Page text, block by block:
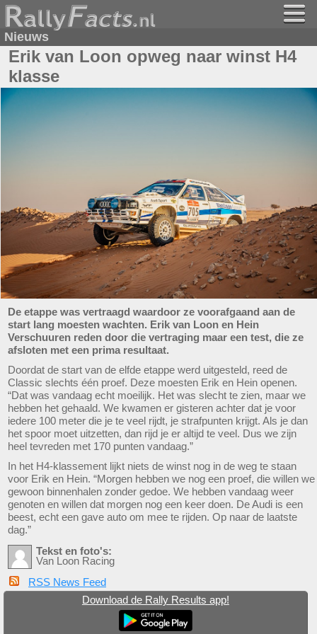
Nieuws
Erik van Loon opweg naar winst H4
klasse
De etappe was vertraagd waardoor ze voorafgaand aan de
start lang moesten wachten. Erik van Loon en Hein
Verschuuren reden door die vertraging maar een test, die ze
afsloten met een prima resultaat.
Doordat de start van de elfde etappe werd uitgesteld, reed de
Classic slechts één proef. Deze moesten Erik en Hein openen.
“Dat was vandaag echt moeilijk. Het was slecht te zien, maar we
hebben het gehaald. We kwamen er gisteren achter dat je voor
iedere 100 meter die je te veel rijdt, je strafpunten krijgt. Als je dan
het spoor moet uitzetten, dan rijd je er altijd te veel. Dus we zijn
heel tevreden met 170 punten vandaag.”
In het H4-klassement lijkt niets de winst nog in de weg te staan
voor Erik en Hein. “Morgen hebben we nog een proef, die willen we
gewoon binnenhalen zonder gedoe. We hebben vandaag weer
genoten en willen dat morgen nog een keer doen. De Audi is een
beest, echt een gave auto om mee te rijden. Op naar de laatste
dag.”
Tekst en foto's:
Van Loon Racing
RSS News Feed
Download de Rally Results app!